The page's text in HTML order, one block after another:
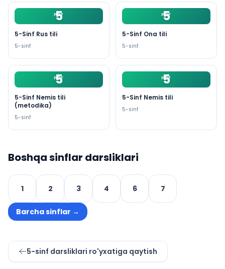
5
PDF
5-Sinf Rus tili
5-sinf
5
PDF
5-Sinf Ona tili
5-sinf
5
PDF
5-Sinf Nemis tili
(metodika)
5-sinf
5
PDF
5-Sinf Nemis tili
5-sinf
Boshqa sinflar darsliklari
1 2 3 4 6 7
Barcha sinflar →
5-sinf darsliklari ro'yxatiga qaytish